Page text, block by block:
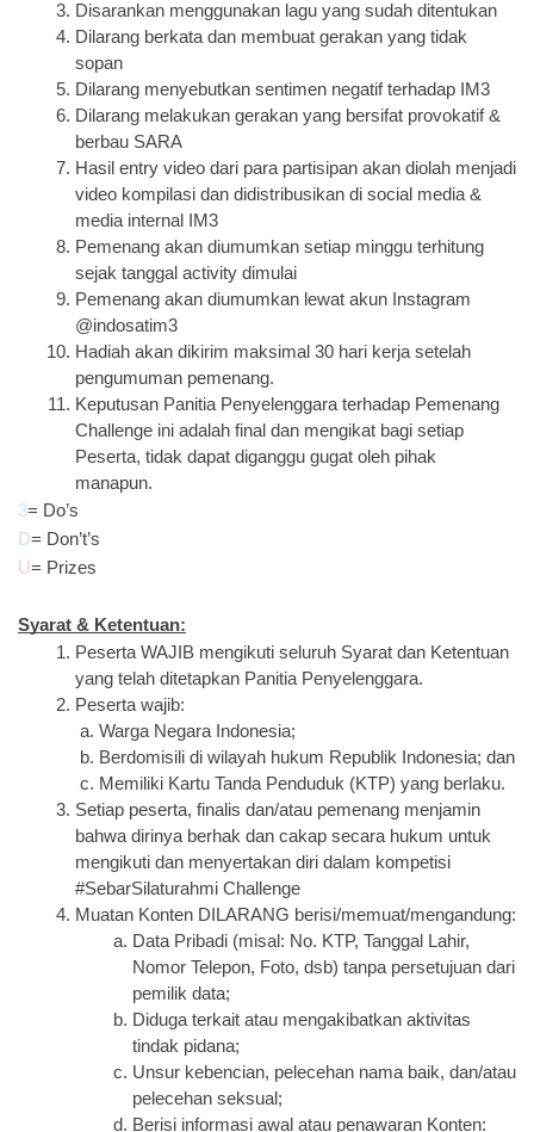
Disarankan menggunakan lagu yang sudah ditentukan
Dilarang berkata dan membuat gerakan yang tidak
sopan
Dilarang menyebutkan sentimen negatif terhadap IM3
Dilarang melakukan gerakan yang bersifat provokatif &
berbau SARA
Hasil entry video dari para partisipan akan diolah menjadi
video kompilasi dan didistribusikan di social media &
media internal IM3
Pemenang akan diumumkan setiap minggu terhitung
sejak tanggal activity dimulai
Pemenang akan diumumkan lewat akun Instagram
@indosatim3
Hadiah akan dikirim maksimal 30 hari kerja setelah
pengumuman pemenang.
Keputusan Panitia Penyelenggara terhadap Pemenang
Challenge ini adalah final dan mengikat bagi setiap
Peserta, tidak dapat diganggu gugat oleh pihak
manapun.
3= Do’s
D= Don’t’s
U= Prizes
Syarat & Ketentuan:
Peserta WAJIB mengikuti seluruh Syarat dan Ketentuan
yang telah ditetapkan Panitia Penyelenggara.
Peserta wajib:
a. Warga Negara Indonesia;
b. Berdomisili di wilayah hukum Republik Indonesia; dan
c. Memiliki Kartu Tanda Penduduk (KTP) yang berlaku.
Setiap peserta, finalis dan/atau pemenang menjamin
bahwa dirinya berhak dan cakap secara hukum untuk
mengikuti dan menyertakan diri dalam kompetisi
#SebarSilaturahmi Challenge
Muatan Konten DILARANG berisi/memuat/mengandung:
Data Pribadi (misal: No. KTP, Tanggal Lahir,
Nomor Telepon, Foto, dsb) tanpa persetujuan dari
pemilik data;
Diduga terkait atau mengakibatkan aktivitas
tindak pidana;
Unsur kebencian, pelecehan nama baik, dan/atau
pelecehan seksual;
Berisi informasi awal atau penawaran Konten: